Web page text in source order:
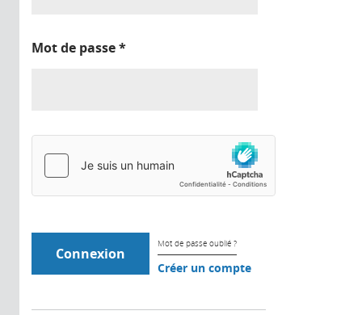
Mot de passe*
Mot de passe oublié ?
Créer un compte